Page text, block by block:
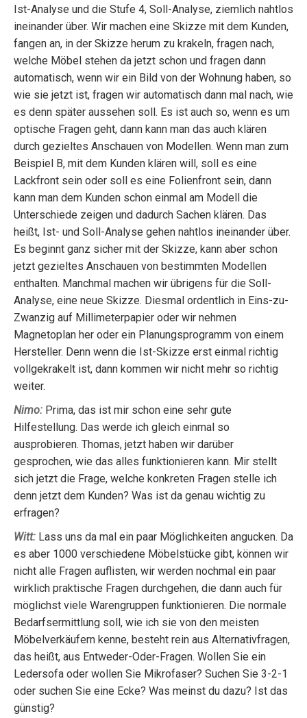
Ist-Analyse und die Stufe 4, Soll-Analyse, ziemlich nahtlos
ineinander über. Wir machen eine Skizze mit dem Kunden,
fangen an, in der Skizze herum zu krakeln, fragen nach,
welche Möbel stehen da jetzt schon und fragen dann
automatisch, wenn wir ein Bild von der Wohnung haben, so
wie sie jetzt ist, fragen wir automatisch dann mal nach, wie
es denn später aussehen soll. Es ist auch so, wenn es um
optische Fragen geht, dann kann man das auch klären
durch gezieltes Anschauen von Modellen. Wenn man zum
Beispiel B, mit dem Kunden klären will, soll es eine
Lackfront sein oder soll es eine Folienfront sein, dann
kann man dem Kunden schon einmal am Modell die
Unterschiede zeigen und dadurch Sachen klären. Das
heißt, Ist- und Soll-Analyse gehen nahtlos ineinander über.
Es beginnt ganz sicher mit der Skizze, kann aber schon
jetzt gezieltes Anschauen von bestimmten Modellen
enthalten. Manchmal machen wir übrigens für die Soll-
Analyse, eine neue Skizze. Diesmal ordentlich in Eins-zu-
Zwanzig auf Millimeterpapier oder wir nehmen
Magnetoplan her oder ein Planungsprogramm von einem
Hersteller. Denn wenn die Ist-Skizze erst einmal richtig
vollgekrakelt ist, dann kommen wir nicht mehr so richtig
weiter.
Nimo: Prima, das ist mir schon eine sehr gute
Hilfestellung. Das werde ich gleich einmal so
ausprobieren. Thomas, jetzt haben wir darüber
gesprochen, wie das alles funktionieren kann. Mir stellt
sich jetzt die Frage, welche konkreten Fragen stelle ich
denn jetzt dem Kunden? Was ist da genau wichtig zu
erfragen?
Witt: Lass uns da mal ein paar Möglichkeiten angucken. Da
es aber 1000 verschiedene Möbelstücke gibt, können wir
nicht alle Fragen auflisten, wir werden nochmal ein paar
wirklich praktische Fragen durchgehen, die dann auch für
möglichst viele Warengruppen funktionieren. Die normale
Bedarfsermittlung soll, wie ich sie von den meisten
Möbelverkäufern kenne, besteht rein aus Alternativfragen,
das heißt, aus Entweder-Oder-Fragen. Wollen Sie ein
Ledersofa oder wollen Sie Mikrofaser? Suchen Sie 3-2-1
oder suchen Sie eine Ecke? Was meinst du dazu? Ist das
günstig?